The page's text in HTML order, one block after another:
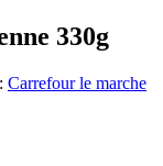
330g
Carrefour le marche